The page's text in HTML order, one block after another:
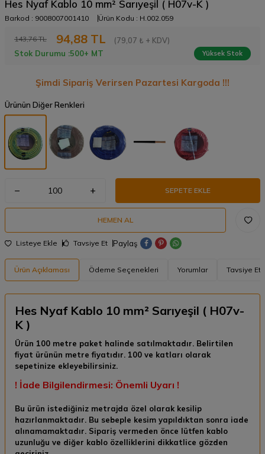
Hes Nyaf Kablo 10 mm² Sarıyeşil ( H07v-K )
Barkod : 9008007001410 Ürün Kodu : H.002.059
143,76TL 94,88 TL
(79,07 ₺ + KDV)
Stok Durumu :500+ MT Yüksek Stok
Şimdi Sipariş Verirsen Pazartesi Kargoda !!!
Ürünün Diğer Renkleri
SEPETE EKLE
HEMEN AL
Listeye Ekle Tavsiye Et Paylaş
Ürün Açıklaması Ödeme Seçenekleri Yorumlar Tavsiye Et
Hes Nyaf Kablo 10 mm² Sarıyeşil ( H07v-
K )
Ürün 100 metre paket halinde satılmaktadır. Belirtilen
fiyat ürünün metre fiyatıdır. 100 ve katları olarak
sepetinize ekleyebilirsiniz.
! İade Bilgilendirmesi: Önemli Uyarı !
Bu ürün istediğiniz metrajda özel olarak kesilip
hazırlanmaktadır. Bu sebeple kesim yapıldıktan sonra iade
alınamamaktadır. Sipariş vermeden önce lütfen kablo
uzunluğu ve diğer kablo özelliklerini dikkatlice gözden